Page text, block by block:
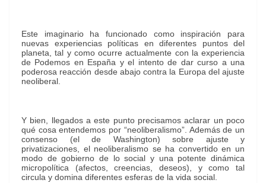
Este imaginario ha funcionado como inspiración para
nuevas experiencias políticas en diferentes puntos del
planeta, tal y como ocurre actualmente con la experiencia
de Podemos en España y el intento de dar curso a una
poderosa reacción desde abajo contra la Europa del ajuste
neoliberal.
Y bien, llegados a este punto precisamos aclarar un poco
qué cosa entendemos por “neoliberalismo”. Además de un
consenso (el de Washington) sobre ajuste y
privatizaciones, el neoliberalismo se ha convertido en un
modo de gobierno de lo social y una potente dinámica
micropolítica (afectos, creencias, deseos), y como tal
circula y domina diferentes esferas de la vida social.